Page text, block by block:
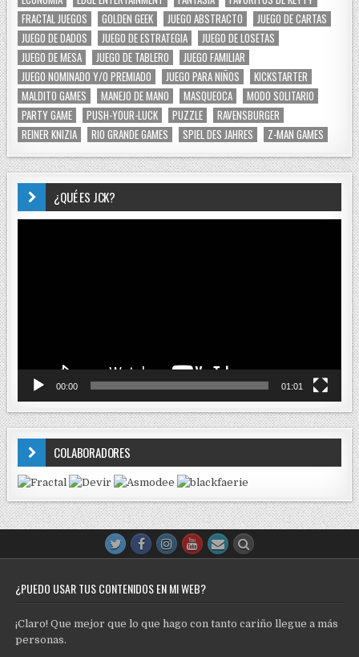
FRACTAL JUEGOS
GOLDEN GEEK JUEGO ABSTRACTO
JUEGO DE CARTAS
JUEGO DE DADOS
JUEGO DE ESTRATEGIA
JUEGO DE LOSETAS
JUEGO DE MESA
JUEGO DE TABLERO
JUEGO FAMILIAR
JUEGO NOMINADO Y/O PREMIADO
JUEGO PARA NIÑOS
KICKSTARTER
MALDITO GAMES
MANEJO DE MANO MASQUEOCA
MODO SOLITARIO
PARTY GAME
PUSH-YOUR-LUCK PUZZLE
RAVENSBURGER
REINER KNIZIA
RIO GRANDE GAMES SPIEL DES JAHRES Z-MAN GAMES
¿QUÉ ES JCK?
00:00 01:01
COLABORADORES
¿PUEDO USAR TUS CONTENIDOS EN MI WEB?
¡Claro! Que mejor que lo que hago con tanto cariño llegue a más
personas.